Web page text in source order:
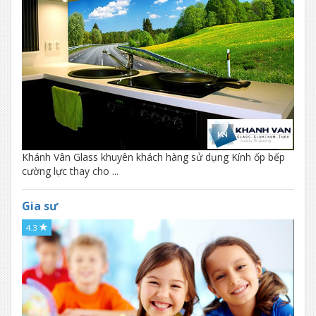
Khánh Vân Glass khuyên khách hàng sử dụng Kính ốp bếp
cường lực thay cho ...
Gia sư
4.3